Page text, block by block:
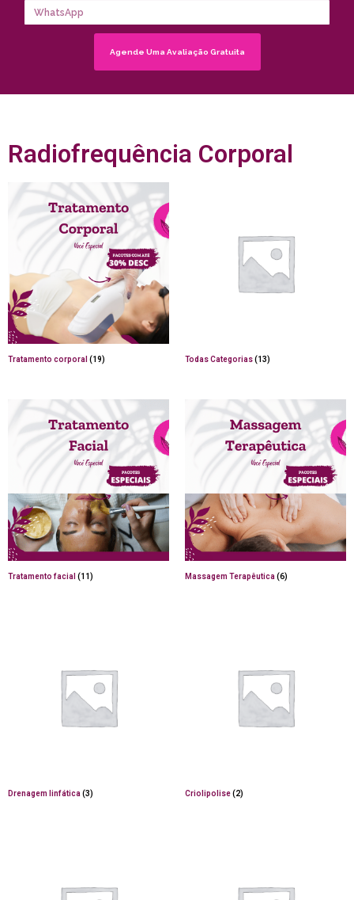
Agende Uma Avaliação Gratuita
Radiofrequência Corporal
Tratamento corporal (19) Todas Categorias(13)
Tratamento facial (11) Massagem Terapêutica (6)
Drenagem linfática (3) Criolipolise(2)